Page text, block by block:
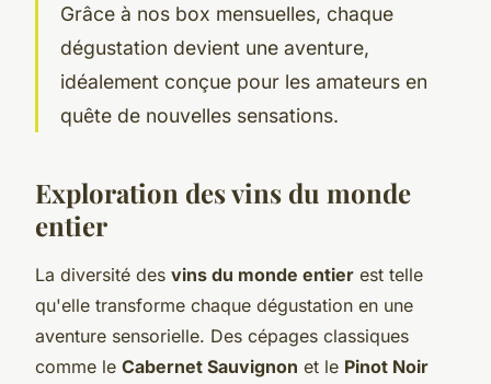
Grâce à nos box mensuelles, chaque
dégustation devient une aventure,
idéalement conçue pour les amateurs en
quête de nouvelles sensations.
Exploration des vins du monde
entier
La diversité des vins du monde entier est telle
qu'elle transforme chaque dégustation en une
aventure sensorielle. Des cépages classiques
comme le Cabernet Sauvignon et le Pinot Noir